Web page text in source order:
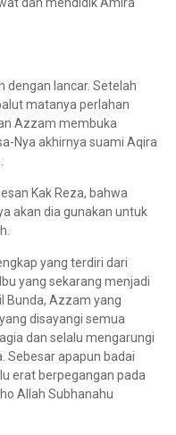
dengan lancar. Setelah
matanya perlahan
Azzam membuka
Nya akhirnya suami Aqira
Kak Reza, bahwa
akan dia gunakan untuk
yang terdiri dari
yang sekarang menjadi
Bunda, Azzam yang
disayangi semua
dan selalu mengarungi
Sebesar apapun badai
erat berpegangan pada
Allah Subhanahu